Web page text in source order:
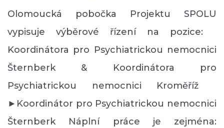
Olomoucká pobočka Projektu SPOLU
vypisuje výběrové řízení na pozice:
Koordinátora pro Psychiatrickou nemocnici
Šternberk & Koordinátora pro
Psychiatrickou nemocnici Kroměříž
►Koordinátor pro Psychiatrickou nemocnici
Šternberk Náplní práce je zejména: